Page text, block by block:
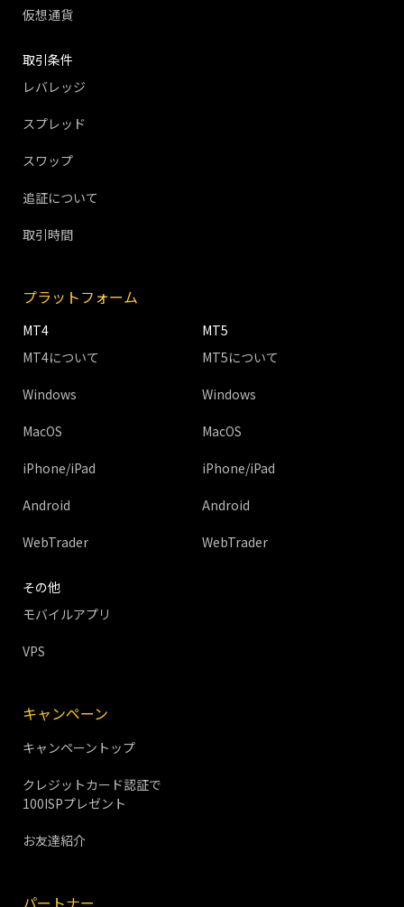
仮想通貨
取引条件
レバレッジ
スプレッド
スワップ
追証について
取引時間
プラットフォーム
MT4
MT4について
Windows
MacOS
iPhone/iPad
Android
WebTrader
MT5
MT5について
Windows
MacOS
iPhone/iPad
Android
WebTrader
その他
モバイルアプリ
VPS
キャンペーン
キャンペーントップ
クレジットカード認証で
100ISPプレゼント
お友達紹介
パートナー